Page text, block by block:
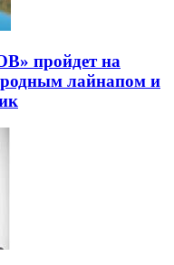
пройдет на
лайнапом и